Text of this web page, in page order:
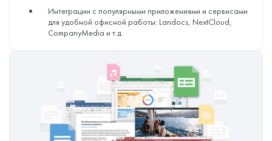
Интеграции с популярными приложениями и сервисами
для удобной офисной работы: Landocs, NextCloud,
CompanyMedia и т.д